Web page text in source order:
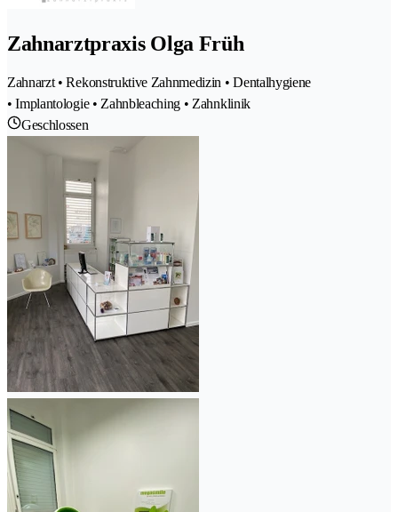
Zahnarztpraxis Olga Früh
Zahnarzt • Rekonstruktive Zahnmedizin • Dentalhygiene
• Implantologie • Zahnbleaching • Zahnklinik
Geschlossen